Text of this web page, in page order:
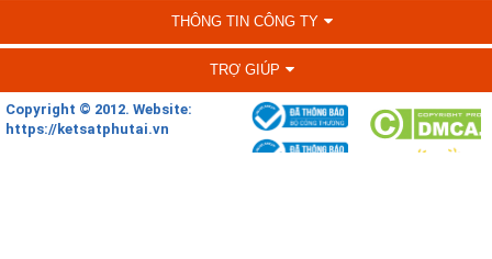
THÔNG TIN CÔNG TY
TRỢ GIÚP
Copyright © 2012. Website:
https://ketsatphutai.vn